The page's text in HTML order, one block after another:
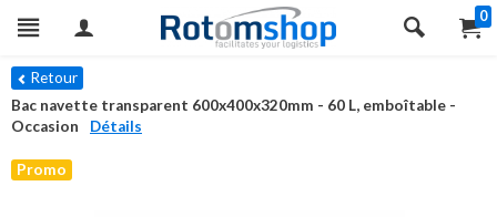
0
Retour
Bac navette transparent 600x400x320mm - 60 L, emboîtable -
Occasion
Détails
Promo